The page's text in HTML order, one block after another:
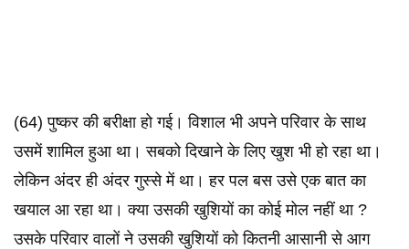
(64) पुष्कर‌ की बरीक्षा हो गई। विशाल भी अपने परिवार के साथ
उसमें शामिल हुआ था।‌ सबको दिखाने के लिए खुश भी हो रहा था।
लेकिन अंदर ही अंदर गुस्से में था। हर पल बस उसे एक बात का
खयाल आ रहा था। क्या उसकी खुशियों का कोई मोल नहीं था ‌?
उसके परिवार वालों ने उसकी खुशियों को कितनी आसानी से आग